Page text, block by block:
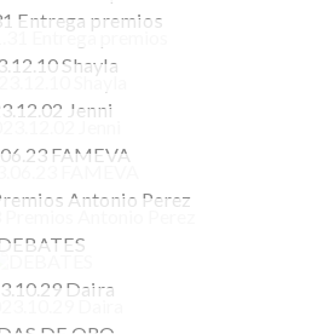
Entrega premios
Shayla
Jenni
FAMEVA
Antonio Perez
Daira